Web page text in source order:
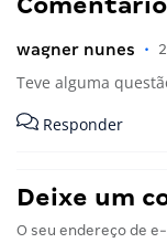
wagner nunes •
Teve alguma
Responder
Deixe um
O seu endereço de